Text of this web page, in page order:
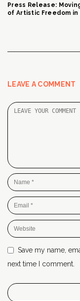
Press Release:
of Artistic Freedom in
LEAVE A COMMENT
Save my name,
next time I comment.